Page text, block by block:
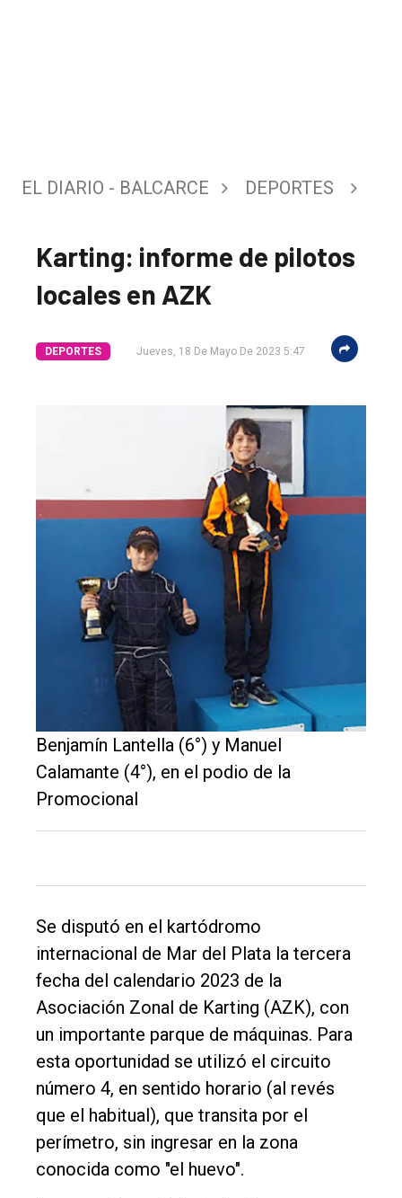
El
único
Inicio
Tendencia
Int.
General
Política
Cultura
Entrevistas
Rural
EL DIARIO - BALCARCE DEPORTES
Karting: informe de pilotos
locales en AZK
DEPORTES Jueves, 18 De Mayo De 2023 5:47
Benjamín Lantella (6°) y Manuel
Calamante (4°), en el podio de la
Promocional
Se disputó en el kartódromo
internacional de Mar del Plata la tercera
fecha del calendario 2023 de la
Asociación Zonal de Karting (AZK), con
un importante parque de máquinas. Para
esta oportunidad se utilizó el circuito
número 4, en sentido horario (al revés
que el habitual), que transita por el
perímetro, sin ingresar en la zona
conocida como "el huevo".